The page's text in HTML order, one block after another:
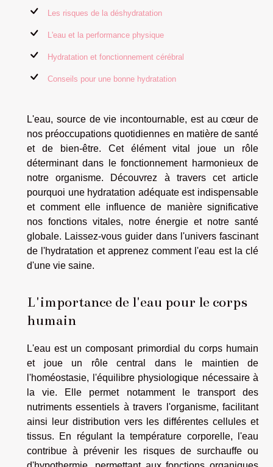
Les risques de la déshydratation
L'eau et la performance physique
Hydratation et fonctionnement cérébral
Conseils pour une bonne hydratation
L'eau, source de vie incontournable, est au cœur de
nos préoccupations quotidiennes en matière de santé
et de bien-être. Cet élément vital joue un rôle
déterminant dans le fonctionnement harmonieux de
notre organisme. Découvrez à travers cet article
pourquoi une hydratation adéquate est indispensable
et comment elle influence de manière significative
nos fonctions vitales, notre énergie et notre santé
globale. Laissez-vous guider dans l'univers fascinant
de l'hydratation et apprenez comment l'eau est la clé
d'une vie saine.
L'importance de l'eau pour le corps
humain
L'eau est un composant primordial du corps humain
et joue un rôle central dans le maintien de
l'homéostasie, l'équilibre physiologique nécessaire à
la vie. Elle permet notamment le transport des
nutriments essentiels à travers l'organisme, facilitant
ainsi leur distribution vers les différentes cellules et
tissus. En régulant la température corporelle, l'eau
contribue à prévenir les risques de surchauffe ou